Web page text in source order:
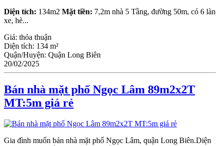
Diện tích: 134m2 Mặt tiền: 7,2m nhà 5 Tầng, đường 50m, có 6 làn
xe, hè...
Giá: thỏa thuận
Diện tích: 134 m²
Quận/Huyện: Quận Long Biên
20/02/2025
Bán nhà mặt phố Ngọc Lâm 89m2x2T
MT:5m giá rẻ
Gia đình muốn bán nhà mặt phố Ngọc Lâm, quận Long Biên.Diện